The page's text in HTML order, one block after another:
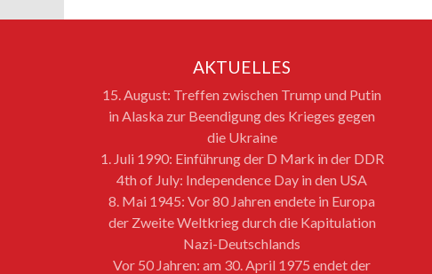
AKTUELLES
15. August: Treffen zwischen Trump und Putin
in Alaska zur Beendigung des Krieges gegen
die Ukraine
1. Juli 1990: Einführung der D Mark in der DDR
4th of July: Independence Day in den USA
8. Mai 1945: Vor 80 Jahren endete in Europa
der Zweite Weltkrieg durch die Kapitulation
Nazi-Deutschlands
Vor 50 Jahren: am 30. April 1975 endet der